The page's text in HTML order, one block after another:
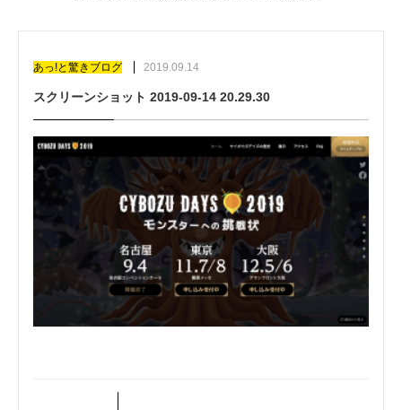
あっ!と驚きブログ 2019.09.14
スクリーンショット 2019-09-14 20.29.30